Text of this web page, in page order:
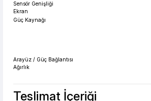
Sensör Genişliği
Ekran
Güç Kaynağı
Arayüz / Güç Bağlantısı
Ağırlık
Teslimat İçeriği